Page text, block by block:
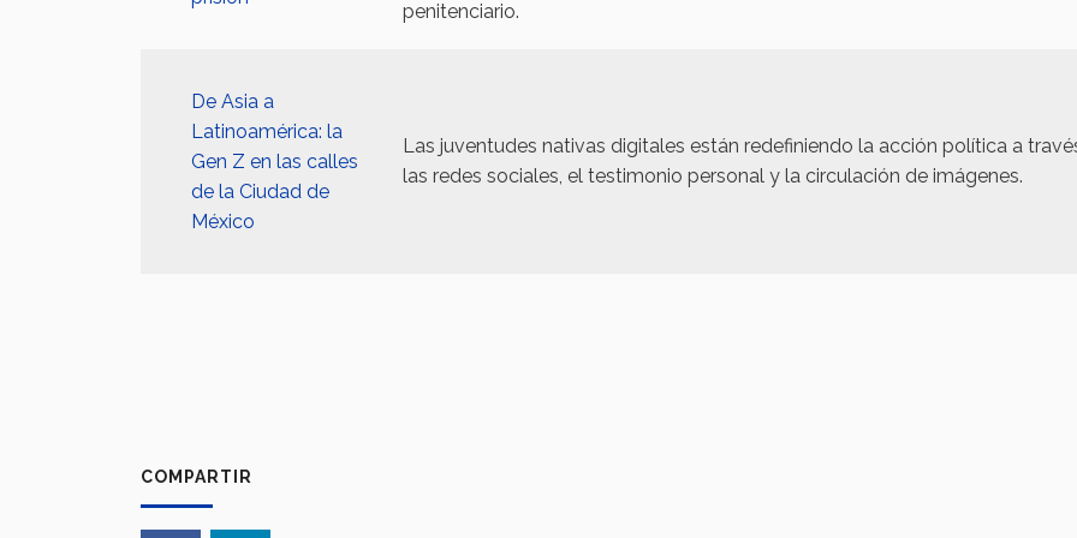
penitenciario.
De Asia a
Latinoamérica: la
Gen Z en las calles
de la Ciudad de
México
Las juventudes nativas digitales están redefiniendo la acción política a
las redes sociales, el testimonio personal y la circulación de imágenes.
COMPARTIR